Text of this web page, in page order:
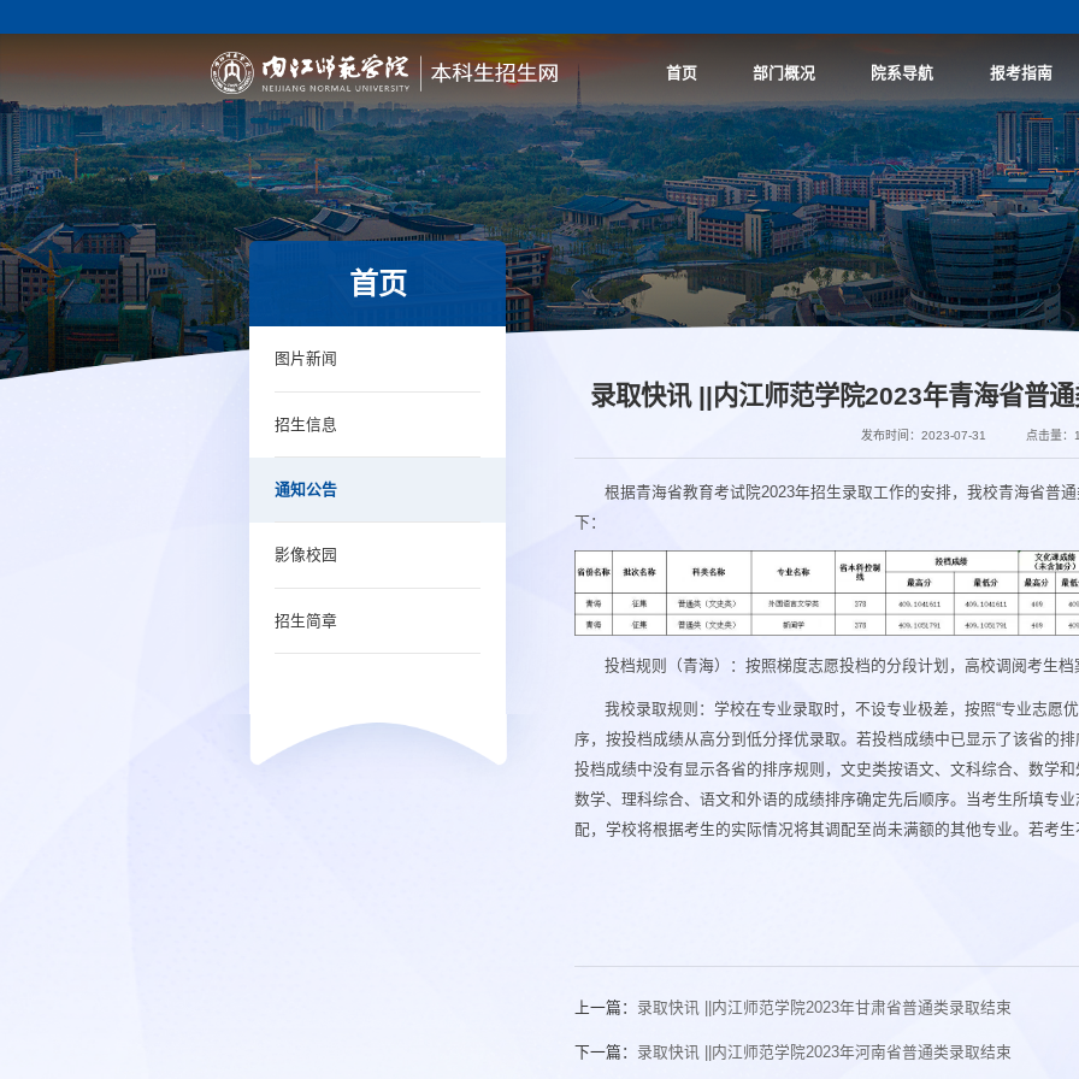
首页 部门概况 院系导航 报考指南
首页
图片新闻
招生信息
通知公告
影像校园
招生简章
录取快讯 ||内江师范学院2023年青海省普
发布时间：2023-07-31 点击量：
根据青海省教育考试院2023年招生录取工作的安排，我校青海省普
下：
投档规则（青海）：按照梯度志愿投档的分段计划，高校调阅考生
我校录取规则：学校在专业录取时，不设专业极差，按照“专业志愿
序，按投档成绩从高分到低分择优录取。若投档成绩中已显示了该省的
投档成绩中没有显示各省的排序规则，文史类按语文、文科综合、数学
数学、理科综合、语文和外语的成绩排序确定先后顺序。当考生所填专
配，学校将根据考生的实际情况将其调配至尚未满额的其他专业。若考
上一篇： 录取快讯 ||内江师范学院2023年甘肃省普通类录取结束
下一篇： 录取快讯 ||内江师范学院2023年河南省普通类录取结束